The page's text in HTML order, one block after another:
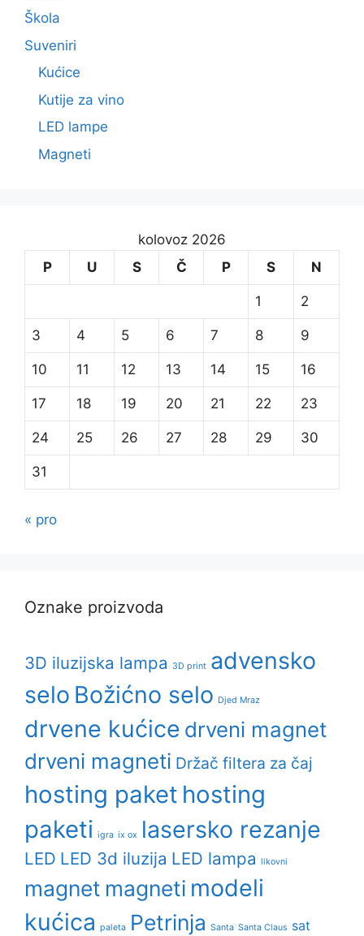
Škola
Suveniri
Kućice
Kutije za vino
LED lampe
Magneti
kolovoz 2026
P
U S Č P S N
1 2
3 4 5 6 7 8 9
10 11 12 13 14 15 16
17 18 19 20 21 22 23
24 25 26 27 28 29 30
31
« pro
Oznake proizvoda
3D iluzijska lampa 3D print advensko
selo Božićno selo Djed Mraz
drvene kućice drveni magnet
drveni magneti Držač filtera za čaj
hosting paket hosting
paketi igra ix ox lasersko rezanje
LED LED 3d iluzija LED lampa likovni
magnet magneti modeli
kućica paleta Petrinja Santa Santa Claus sat